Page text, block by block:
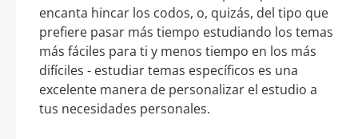
encanta hincar los codos, o, quizás, del tipo que
prefiere pasar más tiempo estudiando los temas
más fáciles para ti y menos tiempo en los más
difíciles - estudiar temas específicos es una
excelente manera de personalizar el estudio a
tus necesidades personales.